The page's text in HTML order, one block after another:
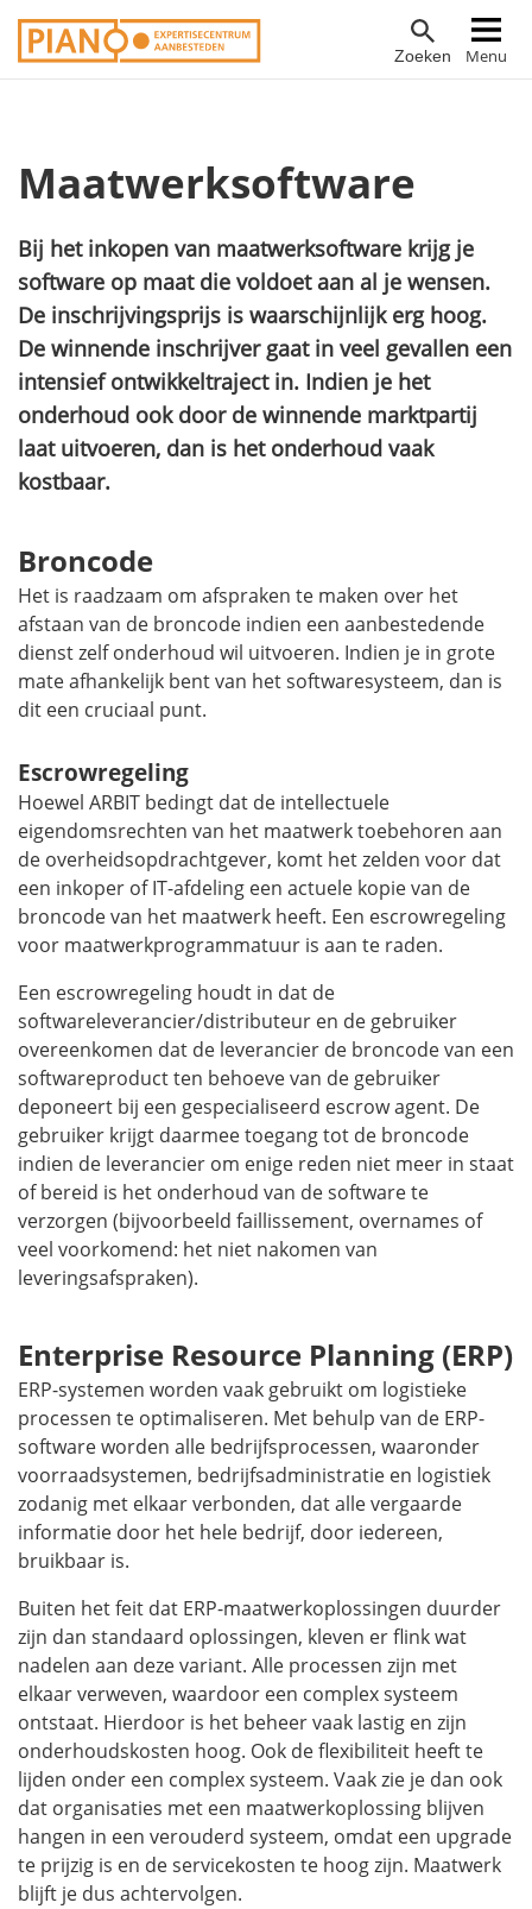
Overslaan
en
gaan
Zoeken Menu
Hoofdnavigatie
Maatwerksoftware
Bij het inkopen van maatwerksoftware krijg je
software op maat die voldoet aan al je wensen.
De inschrijvingsprijs is waarschijnlijk erg hoog.
De winnende inschrijver gaat in veel gevallen een
intensief ontwikkeltraject in. Indien je het
onderhoud ook door de winnende marktpartij
laat uitvoeren, dan is het onderhoud vaak
kostbaar.
Broncode
Het is raadzaam om afspraken te maken over het
afstaan van de broncode indien een aanbestedende
dienst zelf onderhoud wil uitvoeren. Indien je in grote
mate afhankelijk bent van het softwaresysteem, dan is
dit een cruciaal punt.
Escrowregeling
Hoewel ARBIT bedingt dat de intellectuele
eigendomsrechten van het maatwerk toebehoren aan
de overheidsopdrachtgever, komt het zelden voor dat
een inkoper of IT-afdeling een actuele kopie van de
broncode van het maatwerk heeft. Een escrowregeling
voor maatwerkprogrammatuur is aan te raden.
Een escrowregeling houdt in dat de
softwareleverancier/distributeur en de gebruiker
overeenkomen dat de leverancier de broncode van een
softwareproduct ten behoeve van de gebruiker
deponeert bij een gespecialiseerd escrow agent. De
gebruiker krijgt daarmee toegang tot de broncode
indien de leverancier om enige reden niet meer in staat
of bereid is het onderhoud van de software te
verzorgen (bijvoorbeeld faillissement, overnames of
veel voorkomend: het niet nakomen van
leveringsafspraken).
Enterprise Resource Planning (ERP)
ERP-systemen worden vaak gebruikt om logistieke
processen te optimaliseren. Met behulp van de ERP-
software worden alle bedrijfsprocessen, waaronder
voorraadsystemen, bedrijfsadministratie en logistiek
zodanig met elkaar verbonden, dat alle vergaarde
informatie door het hele bedrijf, door iedereen,
bruikbaar is.
Buiten het feit dat ERP-maatwerkoplossingen duurder
zijn dan standaard oplossingen, kleven er flink wat
nadelen aan deze variant. Alle processen zijn met
elkaar verweven, waardoor een complex systeem
ontstaat. Hierdoor is het beheer vaak lastig en zijn
onderhoudskosten hoog. Ook de flexibiliteit heeft te
lijden onder een complex systeem. Vaak zie je dan ook
dat organisaties met een maatwerkoplossing blijven
hangen in een verouderd systeem, omdat een upgrade
te prijzig is en de servicekosten te hoog zijn. Maatwerk
blijft je dus achtervolgen.